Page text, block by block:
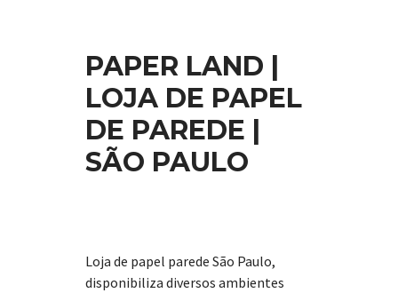
PAPER LAND |
LOJA DE PAPEL
DE PAREDE |
SÃO PAULO
Loja de papel parede São Paulo,
disponibiliza diversos ambientes